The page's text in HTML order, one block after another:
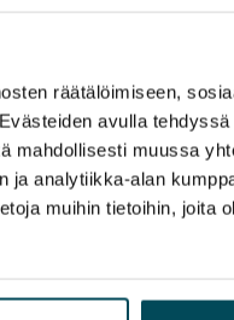
räätälöimiseen,
avulla tehdyssä
mahdollisesti muussa
ja analytiikka-alan
muihin tietoihin, joita